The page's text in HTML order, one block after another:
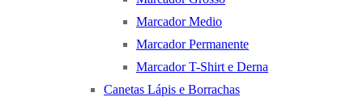
Marcador Medio
Marcador Permanente
Marcador T-Shirt e Derna
Canetas Lápis e Borrachas